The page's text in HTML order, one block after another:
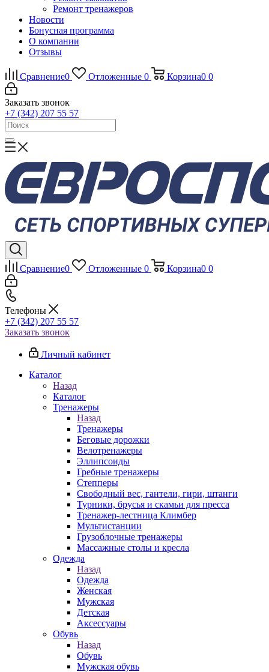
Ремонт тренажеров
Новости
Бонусная программа
О компании
Отзывы
Сравнение0 Отложенные 0 Корзина0 0
Заказать звонок
+7 (342) 207 55 57
Сравнение0 Отложенные 0 Корзина0 0
Телефоны
+7 (342) 207 55 57
Заказать звонок
Личный кабинет
Каталог
Назад
Каталог
Тренажеры
Назад
Тренажеры
Беговые дорожки
Велотренажеры
Эллипсоиды
Гребные тренажеры
Степперы
Свободный вес, гантели, гири, штанги
Турники, брусья и скамьи для пресса
Тренажер-лестница Климбер
Мультистанции
Грузоблочные тренажеры
Массажные столы и кресла
Одежда
Назад
Одежда
Женская
Мужская
Детская
Аксессуары
Обувь
Назад
Обувь
Мужская обувь